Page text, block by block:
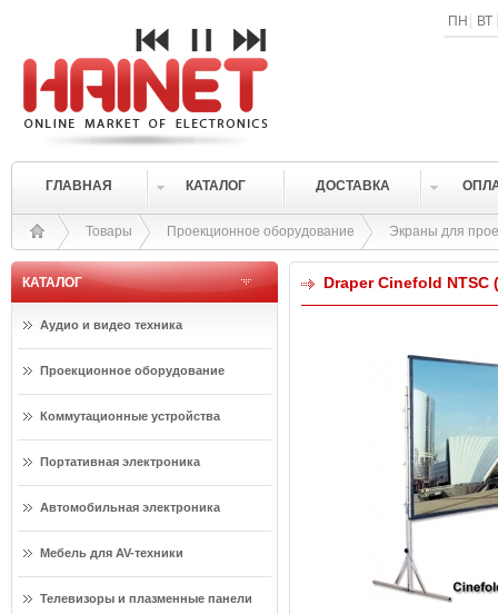
ПН ВТ
ГЛАВНАЯ КАТАЛОГ ДОСТАВКА
Товары Проекционное оборудование Экраны для
КАТАЛОГ
Аудио и видео техника
Проекционное оборудование
Коммутационные устройства
Портативная электроника
Автомобильная электроника
Мебель для AV-техники
Телевизоры и плазменные панели
Draper Cinefold NTSC